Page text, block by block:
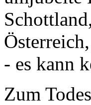
- es kann
Zum